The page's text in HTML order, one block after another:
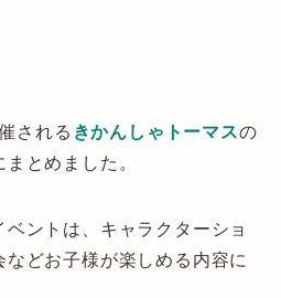
される きかんしゃトーマスの
とめました。
ントは、キャラクターショ
どお子様が楽しめる内容に